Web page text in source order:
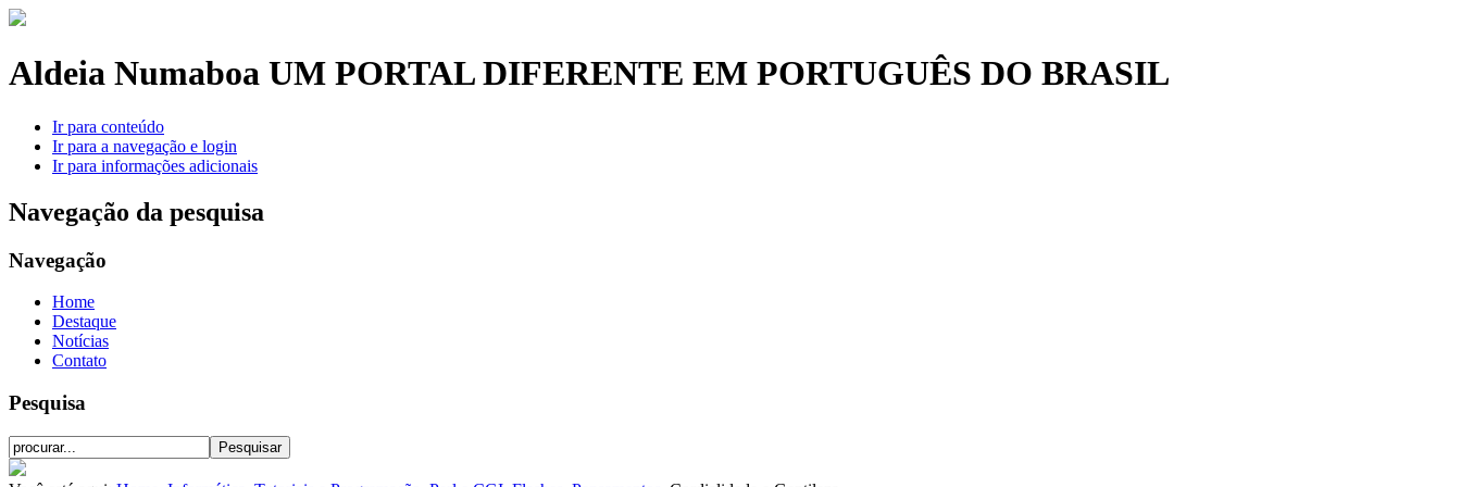
Aldeia Numaboa UM PORTAL DIFERENTE EM PORTUGUÊS DO BRASIL
Ir para conteúdo
Ir para a navegação e login
Ir para informações adicionais
Navegação da pesquisa
Navegação
Home
Destaque
Notícias
Contato
Pesquisa